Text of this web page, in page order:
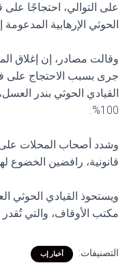
على التوالي، احتجاجًا
الحوثي الإرهابية المدعومة
وقالت مصادر، إن إغلاق
جرى بسبب الاحتجاج على
القيادي الحوثي بندر
100%.
وشدد أصحاب المحلات على
قانونية، رافضين الخضوع
ويستحوذ القيادي الحوثي
مكتب الأوقاف، والتي
التصنيفات: أخبار إب